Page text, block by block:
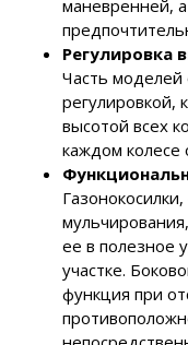
маневренней,
Регулировка
Часть моделей
регулировкой,
высотой всех
каждом колесе
ее в полезное
участке.
функция при